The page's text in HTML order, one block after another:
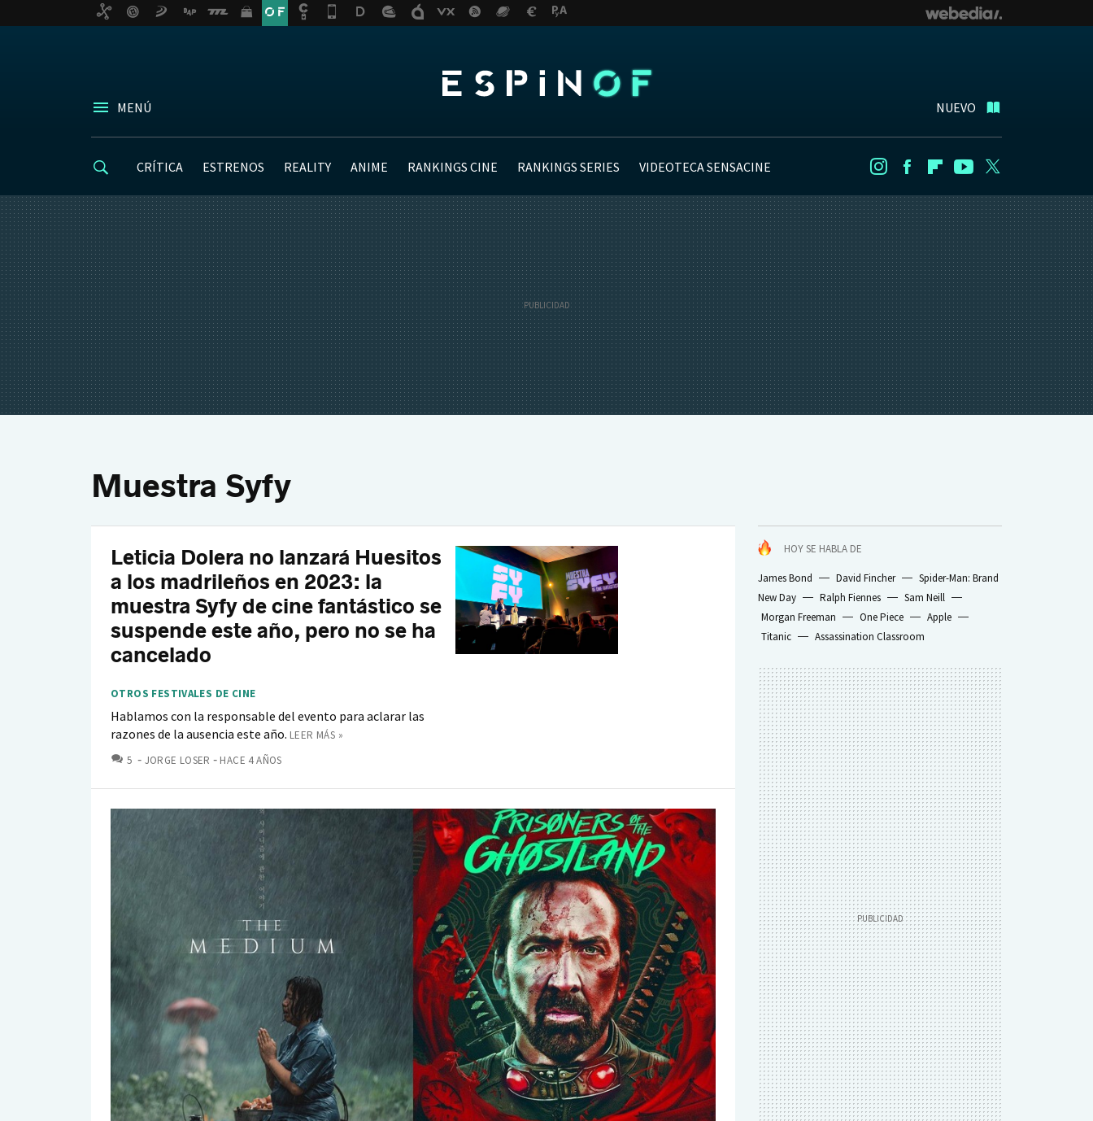
MENÚ NUEVO
CRÍTICA ESTRENOS REALITY ANIME RANKINGS CINE RANKINGS SERIES VIDEOTECA SENSACINE InstagramFacebookFlipboard
Youtube
Muestra Syfy
HOY SE HABLA DE
James Bond David Fincher
Spider-Man: Brand
New Day
Ralph Fiennes
Sam Neill
Morgan Freeman
One Piece
Apple
Titanic
Assassination Classroom
Leticia Dolera no lanzará Huesitos
a los madrileños en 2023: la
muestra Syfy de cine fantástico se
suspende este año, pero no se ha
cancelado
OTROS FESTIVALES DE CINE
Hablamos con la responsable del evento para aclarar las
razones de la ausencia este año. LEER MÁS »
5 COMENTARIOS
JORGE LOSER HACE 4 AÑOS